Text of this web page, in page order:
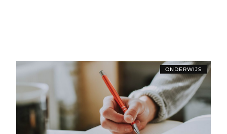
ONDERWIJS